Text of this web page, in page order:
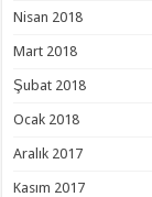
Nisan 2018
Mart 2018
Şubat 2018
Ocak 2018
Aralık 2017
Kasım 2017